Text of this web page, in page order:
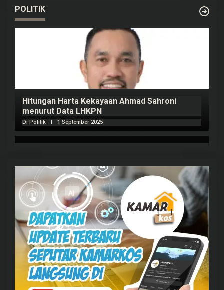
POLITIK
Hitungan Harta Kekayaan Ahmad Sahroni
menurut Data LHKPN
Di Politik 1 September 2025